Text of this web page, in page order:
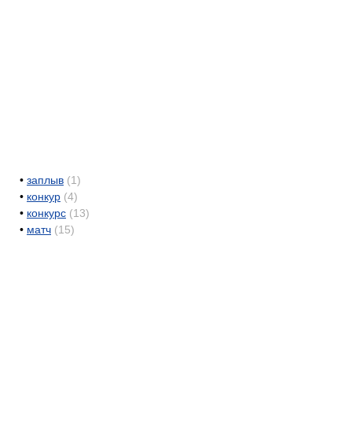
• заплыв (1)
• конкур (4)
• конкурс (13)
• матч (15)